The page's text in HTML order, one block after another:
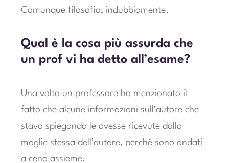
Comunque filosofia, indubbiamente.
Qual è la cosa più assurda che
un prof vi ha detto all’esame?
Una volta un professore ha menzionato il
fatto che alcune informazioni sull’autore che
stava spiegando le avesse ricevute dalla
moglie stessa dell’autore, perché sono andati
a cena assieme.